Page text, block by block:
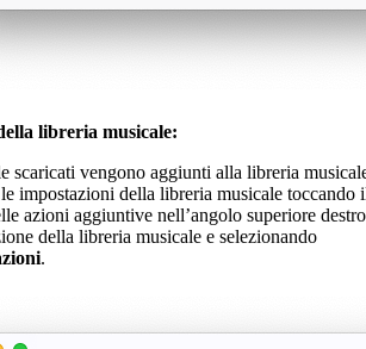
libreria musicale:
scaricati vengono aggiunti alla libreria
impostazioni della libreria musicale toccando
azioni aggiuntive nell’angolo superiore destro
della libreria musicale e selezionando
.